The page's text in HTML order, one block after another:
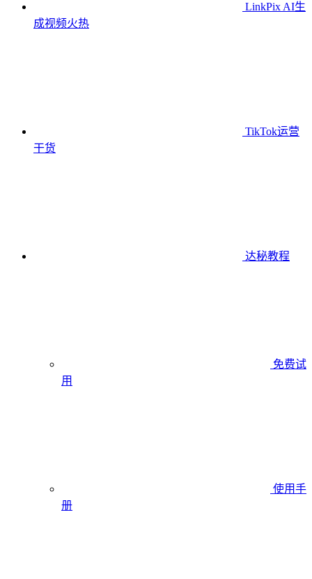
LinkPix AI生
成视频火热
TikTok运营
干货
达秘教程
免费试
用
使用手
册